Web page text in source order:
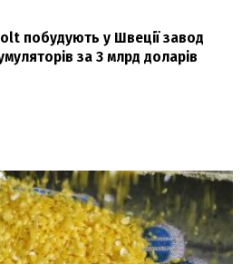
побудують у Швеції завод
за 3 млрд доларів